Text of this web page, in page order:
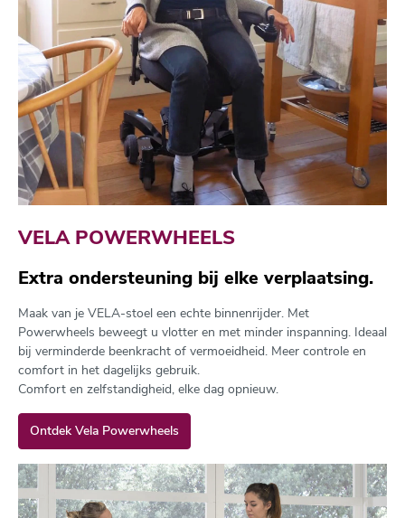
VELA POWERWHEELS
Extra ondersteuning bij elke verplaatsing.
Maak van je VELA-stoel een echte binnenrijder. Met
Powerwheels beweegt u vlotter en met minder inspanning. Ideaal
bij verminderde beenkracht of vermoeidheid. Meer controle en
comfort in het dagelijks gebruik.
Comfort en zelfstandigheid, elke dag opnieuw.
Ontdek Vela Powerwheels